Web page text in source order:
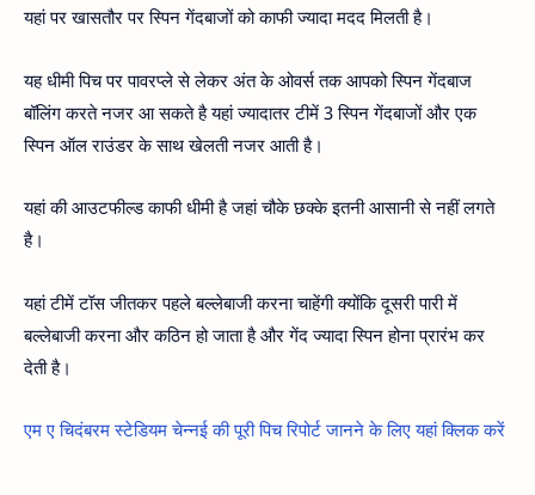
यहां पर खासतौर पर स्पिन गेंदबाजों को काफी ज्यादा मदद मिलती है।
यह धीमी पिच पर पावरप्ले से लेकर अंत के ओवर्स तक आपको स्पिन गेंदबाज
बॉलिंग करते नजर आ सकते है यहां ज्यादातर टीमें 3 स्पिन गेंदबाजों और एक
स्पिन ऑल राउंडर के साथ खेलती नजर आती है।
यहां की आउटफील्ड काफी धीमी है जहां चौके छक्के इतनी आसानी से नहीं लगते
है।
यहां टीमें टॉस जीतकर पहले बल्लेबाजी करना चाहेंगी क्योंकि दूसरी पारी में
बल्लेबाजी करना और कठिन हो जाता है और गेंद ज्यादा स्पिन होना प्रारंभ कर
देती है।
एम ए चिदंबरम स्टेडियम चेन्नई की पूरी पिच रिपोर्ट जानने के लिए यहां क्लिक करें